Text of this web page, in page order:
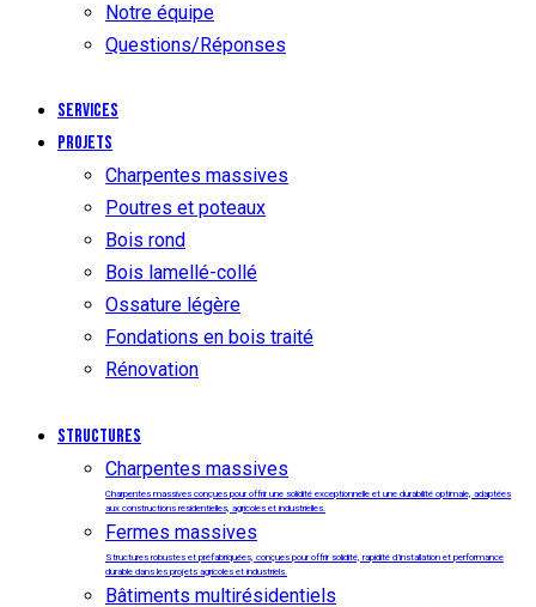
Notre équipe
Questions/Réponses
Services
Projets
Charpentes massives
Poutres et poteaux
Bois rond
Bois lamellé-collé
Ossature légère
Fondations en bois traité
Rénovation
Structures
Charpentes massives
Charpentes massives conçues pour offrir une solidité exceptionnelle et une durabilité optimale, adaptées
aux constructions résidentielles, agricoles et industrielles.
Fermes massives
Structures robustes et préfabriquées, conçues pour offrir solidité, rapidité d’installation et performance
durable dans les projets agricoles et industriels.
Bâtiments multirésidentiels